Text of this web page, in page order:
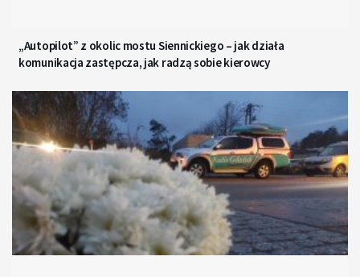
„Autopilot” z okolic mostu Siennickiego – jak działa
komunikacja zastępcza, jak radzą sobie kierowcy